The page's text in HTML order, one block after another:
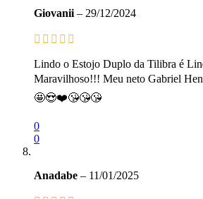
Giovanii – 29/12/2024
Lindo o Estojo Duplo da Tilibra é
Maravilhoso!!! Meu neto Gabriel
🤩😍❤️😘😘😘
0
0
Anadabe – 11/01/2025